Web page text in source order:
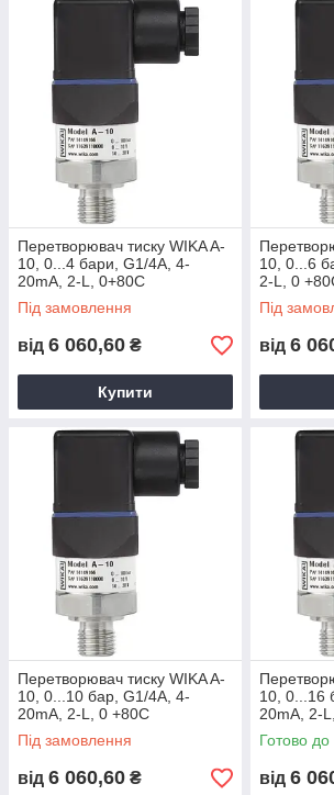
Перетворювач тиску WIKA A-
10, 0...4 бари, G1/4А, 4-
20mA, 2-L, 0+80С
Під замовлення
від 6 060,60 ₴
Купити
10, 0...6
2-L, 0
Під
від 6
Перетворювач тиску WIKA A-
10, 0...10 бар, G1/4А, 4-
20mA, 2-L, 0 +80С
Під замовлення
від 6 060,60 ₴
10, 0...16
20mA, 2-
Готово до
від 6